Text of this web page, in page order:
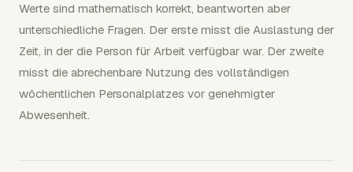
Werte sind mathematisch korrekt, beantworten aber
unterschiedliche Fragen. Der erste misst die Auslastung der
Zeit, in der die Person für Arbeit verfügbar war. Der zweite
misst die abrechenbare Nutzung des vollständigen
wöchentlichen Personalplatzes vor genehmigter
Abwesenheit.